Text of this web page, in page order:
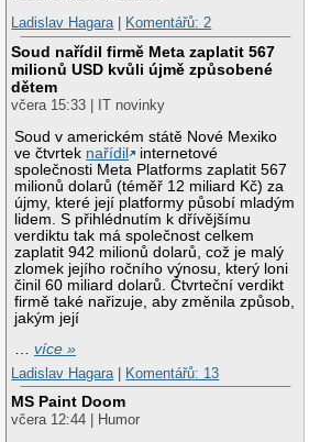
Ladislav Hagara| Komentářů: 2
Soud nařídil firmě Meta zaplatit 567
milionů USD kvůli újmě způsobené
dětem
včera 15:33 | IT novinky
Soud v americkém státě Nové Mexiko
ve čtvrtek nařídil
internetové
společnosti Meta Platforms zaplatit 567
milionů dolarů (téměř 12 miliard Kč) za
újmy, které její platformy působí mladým
lidem. S přihlédnutím k dřívějšímu
verdiktu tak má společnost celkem
zaplatit 942 milionů dolarů, což je malý
zlomek jejího ročního výnosu, který loni
činil 60 miliard dolarů. Čtvrteční verdikt
firmě také nařizuje, aby změnila způsob,
jakým její
…více »
Ladislav Hagara
Komentářů: 13
MS Paint Doom
včera 12:44 | Humor